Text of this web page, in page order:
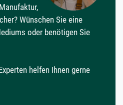
Wünschen Sie eine
oder benötigen Sie
helfen Ihnen gerne